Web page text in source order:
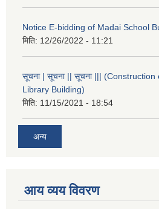
Notice E-bidding of Madai School
मिति: 12/26/2022 - 11:21
सूचना | सूचना || सूचना |||
Library Building)
मिति: 11/15/2021 - 18:54
अन्य
आय व्यय विवरण